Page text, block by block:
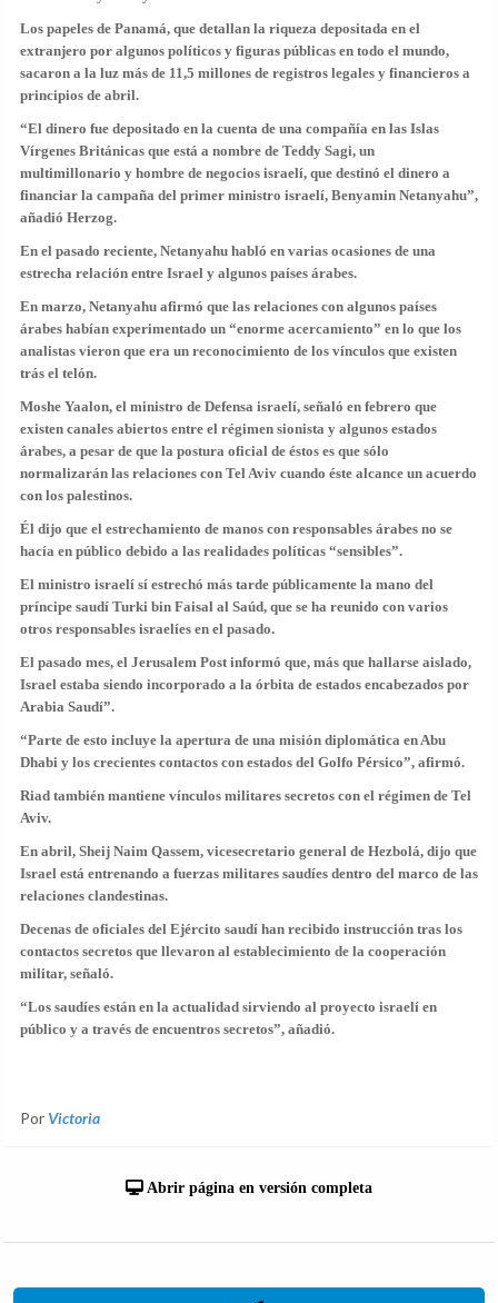
Los papeles de Panamá, que detallan la riqueza depositada en el
extranjero por algunos políticos y figuras públicas en todo el mundo,
sacaron a la luz más de 11,5 millones de registros legales y financieros a
principios de abril.
“El dinero fue depositado en la cuenta de una compañía en las Islas
Vírgenes Británicas que está a nombre de Teddy Sagi, un
multimillonario y hombre de negocios israelí, que destinó el dinero a
financiar la campaña del primer ministro israelí, Benyamin Netanyahu”,
añadió Herzog.
En el pasado reciente, Netanyahu habló en varias ocasiones de una
estrecha relación entre Israel y algunos países árabes.
En marzo, Netanyahu afirmó que las relaciones con algunos países
árabes habían experimentado un “enorme acercamiento” en lo que los
analistas vieron que era un reconocimiento de los vínculos que existen
trás el telón.
Moshe Yaalon, el ministro de Defensa israelí, señaló en febrero que
existen canales abiertos entre el régimen sionista y algunos estados
árabes, a pesar de que la postura oficial de éstos es que sólo
normalizarán las relaciones con Tel Aviv cuando éste alcance un acuerdo
con los palestinos.
Él dijo que el estrechamiento de manos con responsables árabes no se
hacía en público debido a las realidades políticas “sensibles”.
El ministro israelí sí estrechó más tarde públicamente la mano del
príncipe saudí Turki bin Faisal al Saúd, que se ha reunido con varios
otros responsables israelíes en el pasado.
El pasado mes, el Jerusalem Post informó que, más que hallarse aislado,
Israel estaba siendo incorporado a la órbita de estados encabezados por
Arabia Saudí”.
“Parte de esto incluye la apertura de una misión diplomática en Abu
Dhabi y los crecientes contactos con estados del Golfo Pérsico”, afirmó.
Riad también mantiene vínculos militares secretos con el régimen de Tel
Aviv.
En abril, Sheij Naim Qassem, vicesecretario general de Hezbolá, dijo que
Israel está entrenando a fuerzas militares saudíes dentro del marco de las
relaciones clandestinas.
Decenas de oficiales del Ejército saudí han recibido instrucción tras los
contactos secretos que llevaron al establecimiento de la cooperación
militar, señaló.
“Los saudíes están en la actualidad sirviendo al proyecto israelí en
público y a través de encuentros secretos”, añadió.
Por Victoria
Abrir página en versión completa